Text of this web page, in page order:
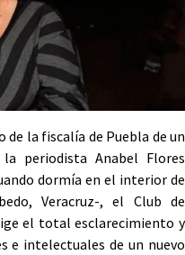
la fiscalía de Puebla de un
periodista Anabel Flores
dormía en el interior de
Veracruz-, el Club de
el total esclarecimiento y
e intelectuales de un nuevo